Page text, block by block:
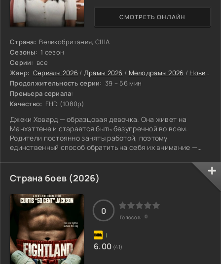
Страна: Великобритания, США
Сезоны: 1 сезон
Серии: все
Жанр: Сериалы 2026 / Драмы 2026 / Мелодрамы 2026 / Новинки сериалов 2026
Продолжительность серии: 39 – 56 мин
Премьера сериала:
Качество: FHD (1080p)
Джеки Ховард — образцовая девочка. Она живет на
Манхэттене и старается быть безупречной во всем.
Родители постоянно заняты работой, поэтому
единственный способ обратить на себя их внимание —
Так она и живет — четко, аккуратно, предсказуемо.
СМОТРЕТЬ ОНЛАЙН
Страна боев (2026)
0
Голосов: 0
6.00 (41)